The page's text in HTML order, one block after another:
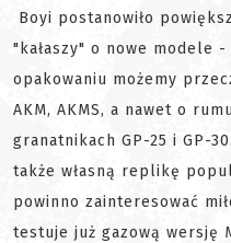
Boyi postanowiło
"kałaszy" o nowe modele
opakowaniu możemy
AKM, AKMS, a nawet o
granatnikach GP-25 i GP-
także własną replikę
powinno zainteresować
testuje już gazową wersję